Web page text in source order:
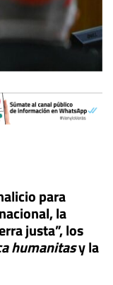
para
la
justa”, los
humanitasy la